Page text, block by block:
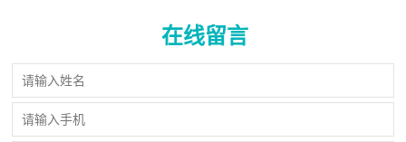
在线留言